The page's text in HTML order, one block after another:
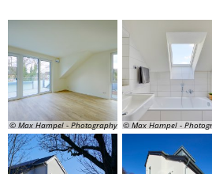
© Max Hampel - Photography © Max Hampel -